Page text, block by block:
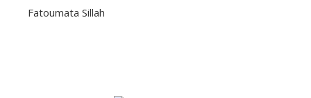
Fatoumata Sillah